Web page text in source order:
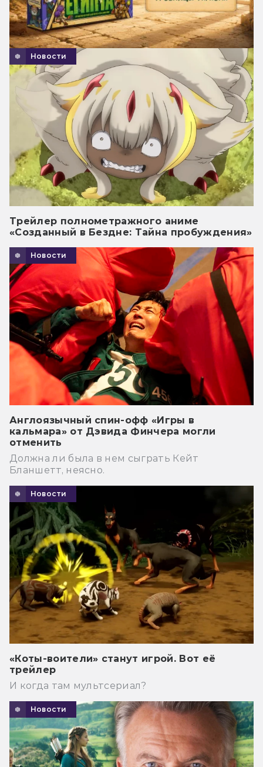
Новости
Трейлер полнометражного аниме
«Созданный в Бездне: Тайна пробуждения»
Новости
Англоязычный спин-офф «Игры в
кальмара» от Дэвида Финчера могли
отменить
Должна ли была в нем сыграть Кейт
Бланшетт, неясно.
Новости
«Коты-воители» станут игрой. Вот её
трейлер
И когда там мультсериал?
Новости